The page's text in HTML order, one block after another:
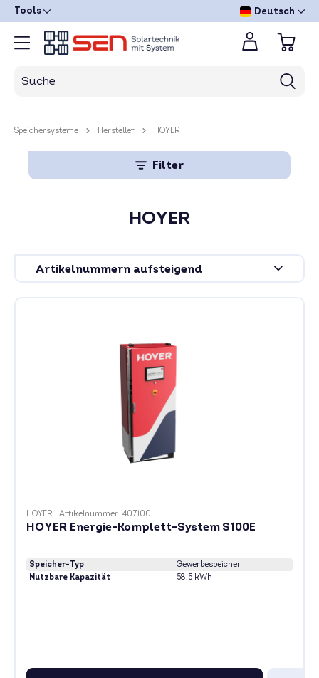
Tools Deutsch
Speichersysteme Hersteller HOYER
Filter
HOYER
HOYER Artikelnummer: 407100
HOYER Energie-Komplett-System S100E
Speicher-Typ
Gewerbespeicher
Nutzbare Kapazität
58.5 kWh